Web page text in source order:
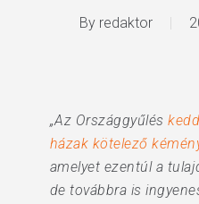
By redaktor
„Az Országgyűlés
házak kötelező
amelyet ezentúl a
de továbbra is